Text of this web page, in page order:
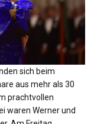
sich beim
aus mehr als 30
prachtvollen
waren Werner und